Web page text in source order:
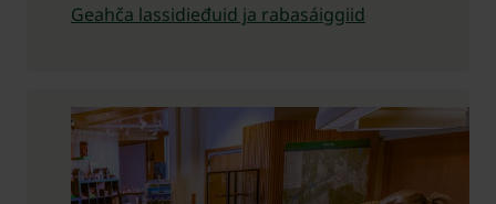
Geahča lassidieđuid ja rabasáiggiid